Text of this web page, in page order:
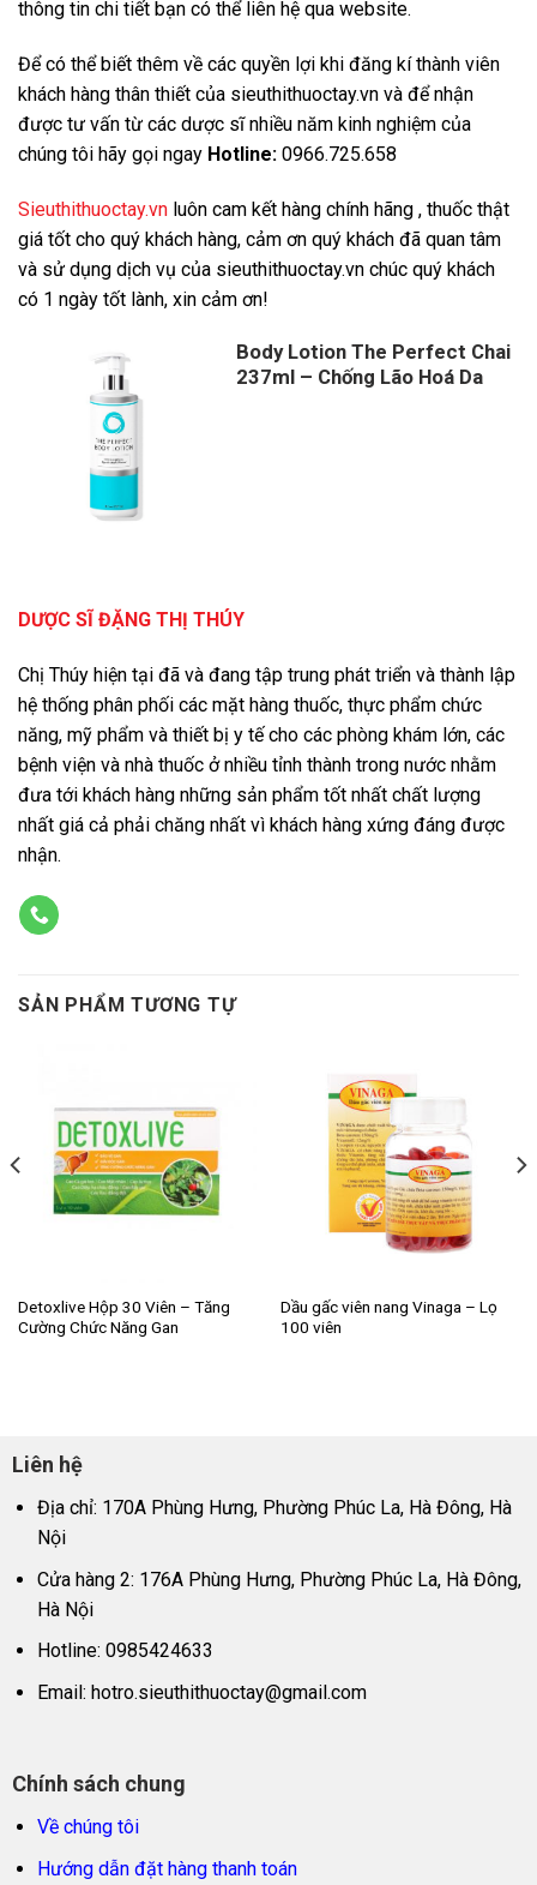
thông tin chi tiết bạn có thể liên hệ qua website.
Để có thể biết thêm về các quyền lợi khi đăng kí thành viên
khách hàng thân thiết của sieuthithuoctay.vn và để nhận
được tư vấn từ các dược sĩ nhiều năm kinh nghiệm của
chúng tôi hãy gọi ngay Hotline: 0966.725.658
Sieuthithuoctay.vn luôn cam kết hàng chính hãng , thuốc thật
giá tốt cho quý khách hàng, cảm ơn quý khách đã quan tâm
và sử dụng dịch vụ của sieuthithuoctay.vn chúc quý khách
có 1 ngày tốt lành, xin cảm ơn!
Body Lotion The Perfect Chai
237ml – Chống Lão Hoá Da
DƯỢC SĨ ĐẶNG THỊ THÚY
Chị Thúy hiện tại đã và đang tập trung phát triển và thành lập
hệ thống phân phối các mặt hàng thuốc, thực phẩm chức
năng, mỹ phẩm và thiết bị y tế cho các phòng khám lớn, các
bệnh viện và nhà thuốc ở nhiều tỉnh thành trong nước nhằm
đưa tới khách hàng những sản phẩm tốt nhất chất lượng
nhất giá cả phải chăng nhất vì khách hàng xứng đáng được
nhận.
SẢN PHẨM TƯƠNG TỰ
Detoxlive Hộp 30 Viên – Tăng
Cường Chức Năng Gan
Dầu gấc viên nang Vinaga – Lọ
100 viên
Liên hệ
Địa chỉ: 170A Phùng Hưng, Phường Phúc La, Hà Đông, Hà
Nội
Cửa hàng 2: 176A Phùng Hưng, Phường Phúc La, Hà Đông,
Hà Nội
Hotline: 0985424633
Email: hotro.sieuthithuoctay@gmail.com
Chính sách chung
Về chúng tôi
Hướng dẫn đặt hàng thanh toán